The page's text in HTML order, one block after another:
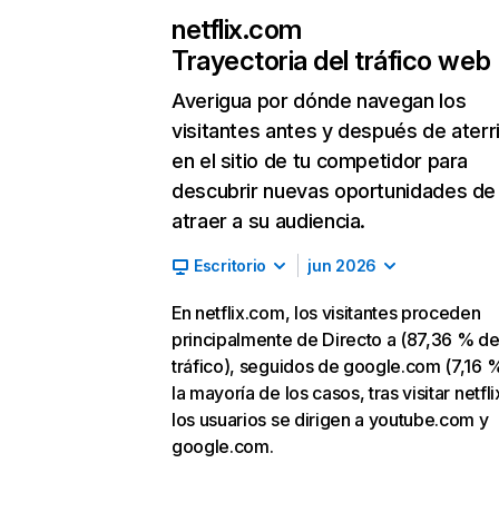
netflix.com
Trayectoria del tráfico web
Averigua por dónde navegan los
visitantes antes y después de
en el sitio de tu competidor para
descubrir nuevas oportunidades de
atraer a su audiencia.
Escritorio jun 2026
En netflix.com, los visitantes proceden
principalmente de Directo a (87,36 % de
tráfico), seguidos de google.com (7,16
la mayoría de los casos, tras visitar
los usuarios se dirigen a youtube.com y
google.com.